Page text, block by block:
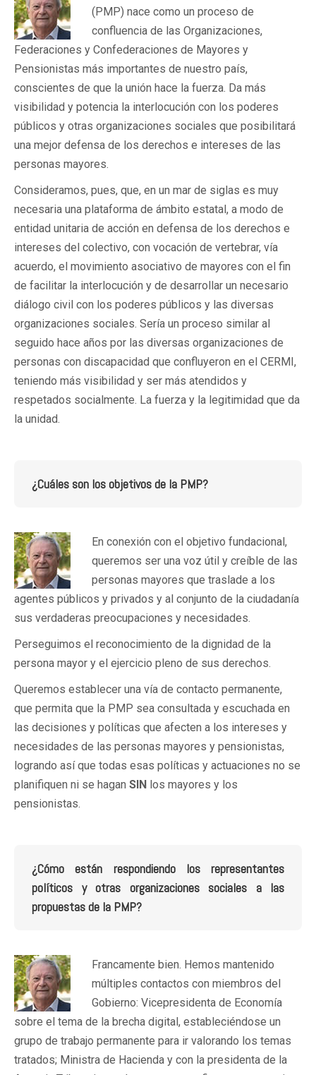
(PMP) nace como un proceso de
confluencia de las Organizaciones,
Federaciones y Confederaciones de Mayores y
Pensionistas más importantes de nuestro país,
conscientes de que la unión hace la fuerza. Da más
visibilidad y potencia la interlocución con los poderes
públicos y otras organizaciones sociales que posibilitará
una mejor defensa de los derechos e intereses de las
personas mayores.
Consideramos, pues, que, en un mar de siglas es muy
necesaria una plataforma de ámbito estatal, a modo de
entidad unitaria de acción en defensa de los derechos e
intereses del colectivo, con vocación de vertebrar, vía
acuerdo, el movimiento asociativo de mayores con el fin
de facilitar la interlocución y de desarrollar un necesario
diálogo civil con los poderes públicos y las diversas
organizaciones sociales. Sería un proceso similar al
seguido hace años por las diversas organizaciones de
personas con discapacidad que confluyeron en el CERMI,
teniendo más visibilidad y ser más atendidos y
respetados socialmente. La fuerza y la legitimidad que da
la unidad.
¿Cuáles son los objetivos de la PMP?
En conexión con el objetivo fundacional,
queremos ser una voz útil y creíble de las
personas mayores que traslade a los
agentes públicos y privados y al conjunto de la ciudadanía
sus verdaderas preocupaciones y necesidades.
Perseguimos el reconocimiento de la dignidad de la
persona mayor y el ejercicio pleno de sus derechos.
Queremos establecer una vía de contacto permanente,
que permita que la PMP sea consultada y escuchada en
las decisiones y políticas que afecten a los intereses y
necesidades de las personas mayores y pensionistas,
logrando así que todas esas políticas y actuaciones no se
planifiquen ni se hagan SIN los mayores y los
pensionistas.
¿Cómo están respondiendo los representantes
políticos y otras organizaciones sociales a las
propuestas de la PMP?
Francamente bien. Hemos mantenido
múltiples contactos con miembros del
Gobierno: Vicepresidenta de Economía
sobre el tema de la brecha digital, estableciéndose un
grupo de trabajo permanente para ir valorando los temas
tratados; Ministra de Hacienda y con la presidenta de la